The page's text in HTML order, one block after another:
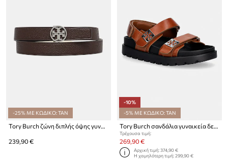
-25% ΜΕ ΚΩΔΙΚΟ: TAN
239,90 €
-10%
-5% ΜΕ ΚΩΔΙΚΟ: TAN
Τρέχουσα τιμή:
269,90 €
Αρχική τιμή:374,90 €
Η χαμηλότερη τιμή:299,90 €